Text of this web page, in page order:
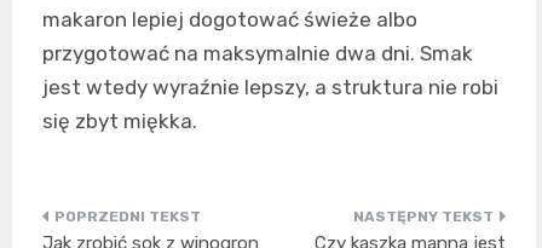
makaron lepiej dogotować świeże albo
przygotować na maksymalnie dwa dni. Smak
jest wtedy wyraźnie lepszy, a struktura nie robi
się zbyt miękka.
Nawigacja
Jak zrobić sok z winogron
Czy kaszka manna jest